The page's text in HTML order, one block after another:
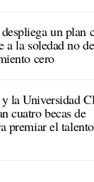
un plan
a la soledad no
cero
la Universidad
cuatro becas de
premiar el